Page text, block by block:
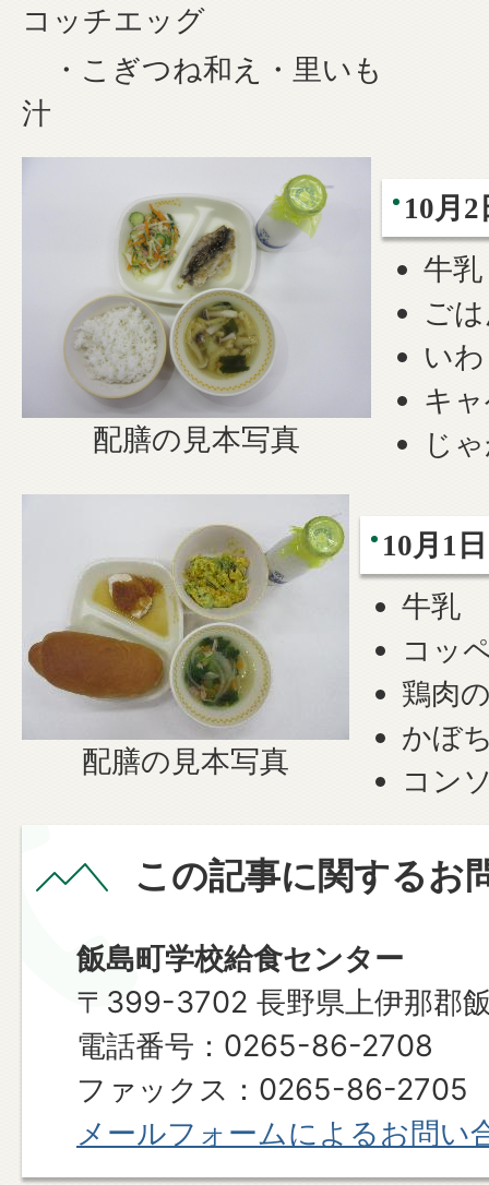
コッチエッグ
・こぎつね和え・里いも
汁
配膳の見本写真
10月2
牛乳
ご
い
キ
じ
配膳の見本写真
10月1日
牛乳
コッ
鶏肉
かぼ
コン
この記事に関するお
飯島町学校給食センター
〒399-3702 長野県上伊那郡
電話番号：0265-86-2708
ファックス：0265-86-2705
メールフォームによるお問い